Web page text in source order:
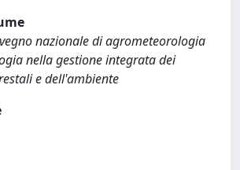
nazionale di agrometeorologia
nella gestione integrata dei
e dell'ambiente